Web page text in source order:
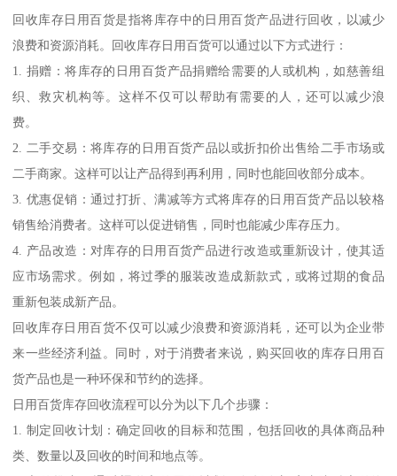
回收库存日用百货是指将库存中的日用百货产品进行回收，以减少
浪费和资源消耗。回收库存日用百货可以通过以下方式进行：
1. 捐赠：将库存的日用百货产品捐赠给需要的人或机构，如慈善组
织、救灾机构等。这样不仅可以帮助有需要的人，还可以减少浪
费。
2. 二手交易：将库存的日用百货产品以或折扣价出售给二手市场或
二手商家。这样可以让产品得到再利用，同时也能回收部分成本。
3. 优惠促销：通过打折、满减等方式将库存的日用百货产品以较格
销售给消费者。这样可以促进销售，同时也能减少库存压力。
4. 产品改造：对库存的日用百货产品进行改造或重新设计，使其适
应市场需求。例如，将过季的服装改造成新款式，或将过期的食品
重新包装成新产品。
回收库存日用百货不仅可以减少浪费和资源消耗，还可以为企业带
来一些经济利益。同时，对于消费者来说，购买回收的库存日用百
货产品也是一种环保和节约的选择。
日用百货库存回收流程可以分为以下几个步骤：
1. 制定回收计划：确定回收的目标和范围，包括回收的具体商品种
类、数量以及回收的时间和地点等。